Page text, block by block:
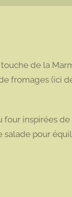
de la
fromages (ici
four inspirées
pour